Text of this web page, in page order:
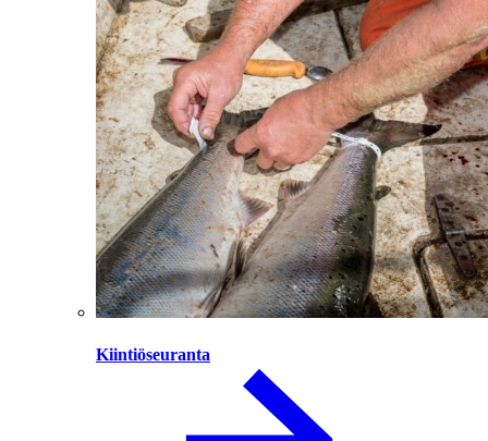
Kiintiöseuranta